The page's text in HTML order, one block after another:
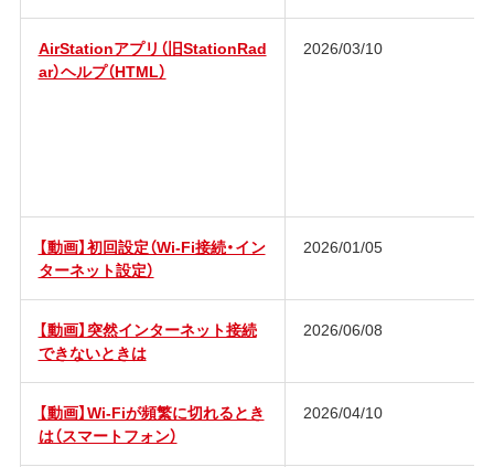
AirStationアプリ（旧StationRad
ar）ヘルプ（HTML）
2026/03/10
【動画】初回設定（Wi-Fi接続・イン
ターネット設定）
2026/01/05
【動画】突然インターネット接続
できないときは
2026/06/08
【動画】Wi-Fiが頻繁に切れるとき
は（スマートフォン）
2026/04/10